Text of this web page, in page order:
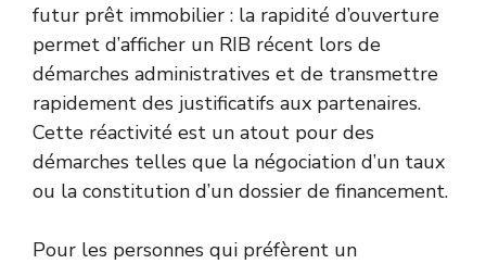
futur prêt immobilier : la rapidité d’ouverture
permet d’afficher un RIB récent lors de
démarches administratives et de transmettre
rapidement des justificatifs aux partenaires.
Cette réactivité est un atout pour des
démarches telles que la négociation d’un taux
ou la constitution d’un dossier de financement.
Pour les personnes qui préfèrent un